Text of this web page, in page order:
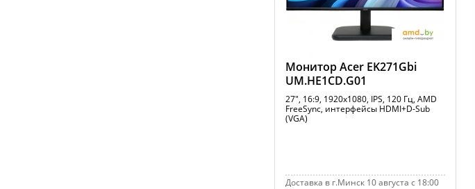
Монитор Acer EK271Gbi
UM.HE1CD.G01
27", 16:9, 1920x1080, IPS, 120 Гц, AMD
FreeSync, интерфейсы HDMI+D-Sub
(VGA)
Доставка в г.Минск 10 августа с 18:00